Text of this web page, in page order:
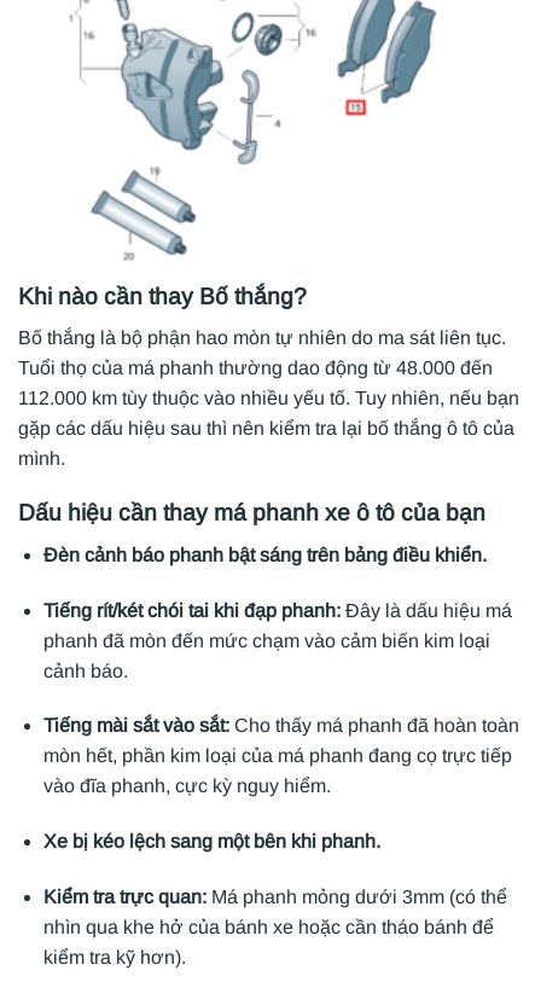
Khi nào cần thay Bố thắng?
Bố thắng là bộ phận hao mòn tự nhiên do ma sát liên tục.
Tuổi thọ của má phanh thường dao động từ 48.000 đến
112.000 km tùy thuộc vào nhiều yếu tố. Tuy nhiên, nếu bạn
gặp các dấu hiệu sau thì nên kiểm tra lại bố thắng ô tô của
mình.
Dấu hiệu cần thay má phanh xe ô tô của bạn
Đèn cảnh báo phanh bật sáng trên bảng điều khiển.
Tiếng rít/két chói tai khi đạp phanh:Đây là dấu hiệu má
phanh đã mòn đến mức chạm vào cảm biến kim loại
cảnh báo.
Tiếng mài sắt vào sắt: Cho thấy má phanh đã hoàn toàn
mòn hết, phần kim loại của má phanh đang cọ trực tiếp
vào đĩa phanh, cực kỳ nguy hiểm.
Xe bị kéo lệch sang một bên khi phanh.
Kiểm tra trực quan: Má phanh mỏng dưới 3mm (có thể
nhìn qua khe hở của bánh xe hoặc cần tháo bánh để
kiểm tra kỹ hơn).